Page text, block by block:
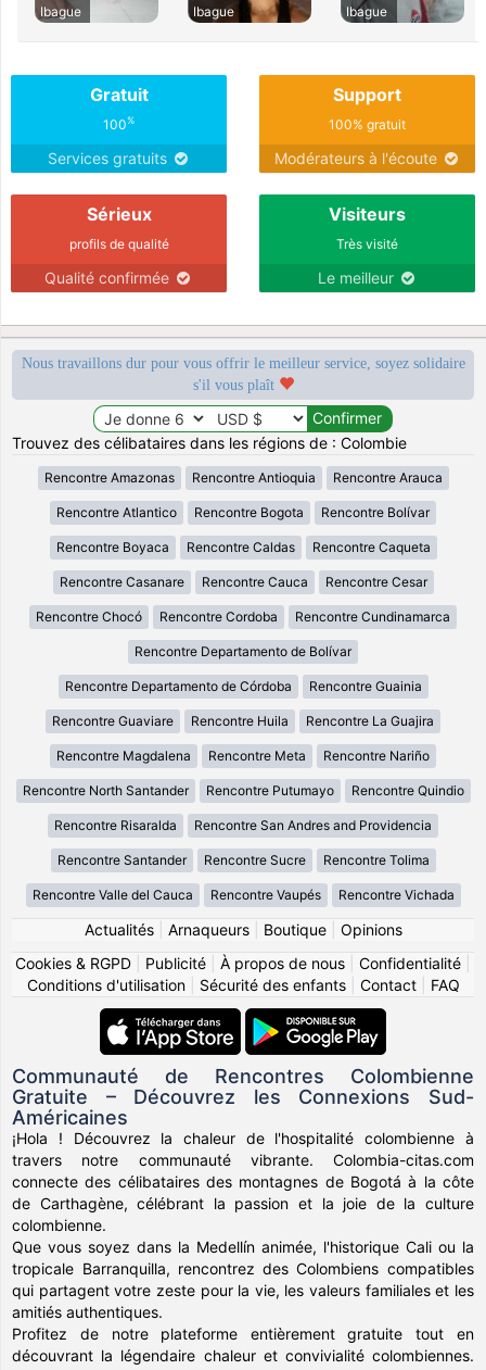
Ibague
Ibague
Ibague
Gratuit
100%
Services gratuits
Support
100% gratuit
Modérateurs à l'écoute
Sérieux
profils de qualité
Qualité confirmée
Visiteurs
Très visité
Le meilleur
Nous travaillons dur pour vous offrir le meilleur service, soyez solidaire
s'il vous plaît
Trouvez des célibataires dans les régions de : Colombie
Rencontre Amazonas Rencontre Antioquia Rencontre Arauca
Rencontre Atlantico Rencontre Bogota Rencontre Bolívar
Rencontre Boyaca Rencontre Caldas Rencontre Caqueta
Rencontre Casanare Rencontre Cauca Rencontre Cesar
Rencontre Chocó Rencontre Cordoba Rencontre Cundinamarca
Rencontre Departamento de Bolívar
Rencontre Departamento de Córdoba Rencontre Guainia
Rencontre Guaviare Rencontre Huila Rencontre La Guajira
Rencontre Magdalena Rencontre Meta Rencontre Nariño
Rencontre North Santander Rencontre Putumayo Rencontre Quindio
Rencontre Risaralda Rencontre San Andres and Providencia
Rencontre Santander Rencontre Sucre Rencontre Tolima
Rencontre Valle del Cauca Rencontre Vaupés Rencontre Vichada
Actualités| Arnaqueurs| Boutique| Opinions
Cookies & RGPD
Publicité À propos de nous Confidentialité
Conditions d'utilisation| Sécurité des enfants| Contact| FAQ
Communauté de Rencontres Colombienne
Gratuite – Découvrez les Connexions Sud-
Américaines
¡Hola ! Découvrez la chaleur de l'hospitalité colombienne à
travers notre communauté vibrante. Colombia-citas.com
connecte des célibataires des montagnes de Bogotá à la côte
de Carthagène, célébrant la passion et la joie de la culture
colombienne.
Que vous soyez dans la Medellín animée, l'historique Cali ou la
tropicale Barranquilla, rencontrez des Colombiens compatibles
qui partagent votre zeste pour la vie, les valeurs familiales et les
amitiés authentiques.
Profitez de notre plateforme entièrement gratuite tout en
découvrant la légendaire chaleur et convivialité colombiennes.